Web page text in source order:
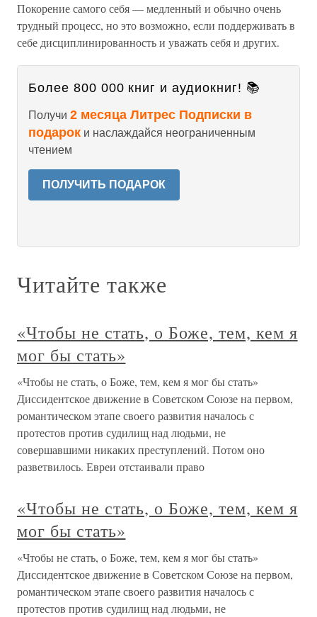
Покорение самого себя — медленный и обычно очень
трудный процесс, но это возможно, если поддерживать в
себе дисциплинированность и уважать себя и других.
Более 800 000 книг и аудиокниг! 📚
Получи 2 месяца Литрес Подписки в
подарок и наслаждайся неограниченным
чтением
ПОЛУЧИТЬ ПОДАРОК
Читайте также
«Чтобы не стать, о Боже, тем, кем я
мог бы стать»
«Чтобы не стать, о Боже, тем, кем я мог бы стать»
Диссидентское движение в Советском Союзе на первом,
романтическом этапе своего развития началось с
протестов против судилищ над людьми, не
совершавшими никаких преступлений. Потом оно
разветвилось. Евреи отстаивали право
«Чтобы не стать, о Боже, тем, кем я
мог бы стать»
«Чтобы не стать, о Боже, тем, кем я мог бы стать»
Диссидентское движение в Советском Союзе на первом,
романтическом этапе своего развития началось с
протестов против судилищ над людьми, не